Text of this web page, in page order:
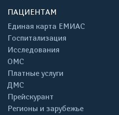
ПАЦИЕНТАМ
Единая карта ЕМИАС
Госпитализация
Исследования
ОМС
Платные услуги
ДМС
Прейскурант
Регионы и зарубежье